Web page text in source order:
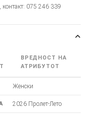
контакт: 075 246 339
ВРЕДНОСТ НА
АТРИБУТОТ
Женски
2026 Пролет-Лето